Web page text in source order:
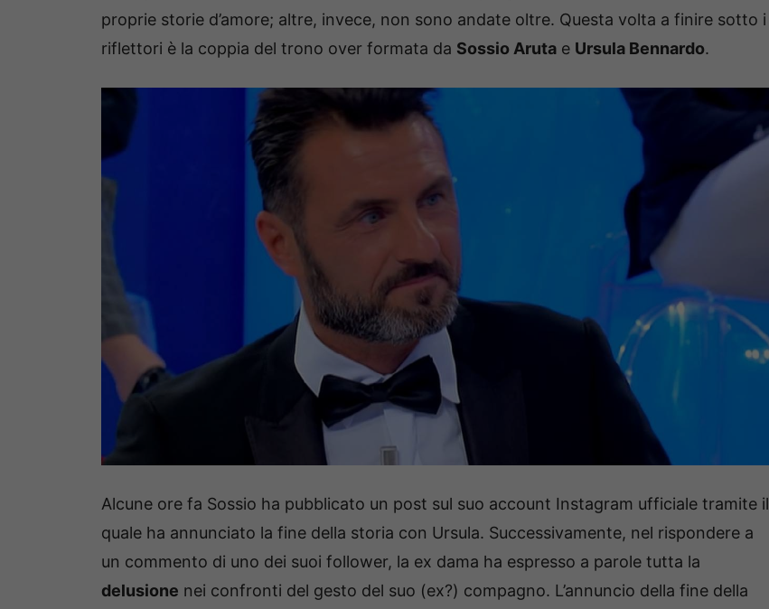
proprie storie d’amore; altre, invece, non sono andate oltre. Questa volta a finire sotto i
riflettori è la coppia del trono over formata da Sossio Aruta e Ursula Bennardo.
Alcune ore fa Sossio ha pubblicato un post sul suo account Instagram ufficiale tramite il
quale ha annunciato la fine della storia con Ursula. Successivamente, nel rispondere a
un commento di uno dei suoi follower, la ex dama ha espresso a parole tutta la
delusione nei confronti del gesto del suo (ex?) compagno. L’annuncio della fine della